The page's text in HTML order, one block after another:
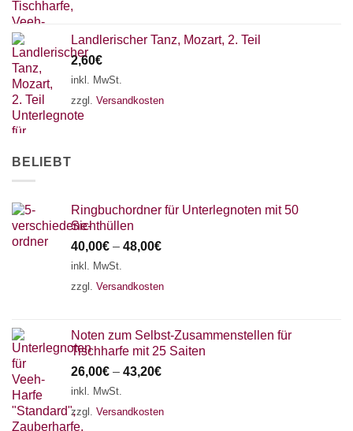
Landlerischer Tanz, Mozart, 2. Teil
2,60€
inkl. MwSt.
zzgl. Versandkosten
BELIEBT
Ringbuchordner für Unterlegnoten mit 50
Sichthüllen
40,00€ – 48,00€
inkl. MwSt.
zzgl. Versandkosten
Noten zum Selbst-Zusammenstellen für
Tischharfe mit 25 Saiten
26,00€ – 43,20€
inkl. MwSt.
zzgl. Versandkosten
18 SAITEN
AKKORDZITHER